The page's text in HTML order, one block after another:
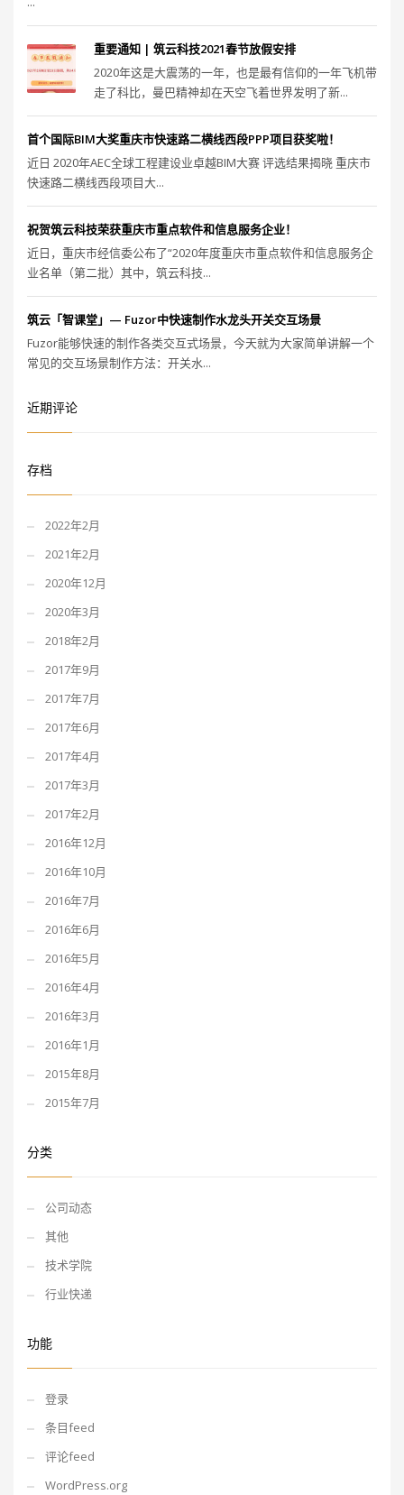
重要通知 | 筑云科技2021春节放假安排
2020年这是大震荡的一年，也是最有信仰的一年飞机带
走了科比，曼巴精神却在天空飞着世界发明了新...
首个国际BIM大奖重庆市快速路二横线西段PPP项目获奖啦！
近日 2020年AEC全球工程建设业卓越BIM大赛 评选结果揭晓 重庆市
快速路二横线西段项目大...
祝贺筑云科技荣获重庆市重点软件和信息服务企业！
近日，重庆市经信委公布了“2020年度重庆市重点软件和信息服务企
业名单（第二批）其中，筑云科技...
筑云「智课堂」— Fuzor中快速制作水龙头开关交互场景
Fuzor能够快速的制作各类交互式场景，今天就为大家简单讲解一个
常见的交互场景制作方法：开关水...
近期评论
存档
2022年2月
2021年2月
2020年12月
2020年3月
2018年2月
2017年9月
2017年7月
2017年6月
2017年4月
2017年3月
2017年2月
2016年12月
2016年10月
2016年7月
2016年6月
2016年5月
2016年4月
2016年3月
2016年1月
2015年8月
2015年7月
分类
公司动态
其他
技术学院
行业快递
功能
登录
条目feed
评论feed
WordPress.org